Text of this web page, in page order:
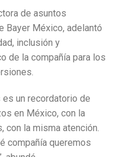
de asuntos
Bayer México, adelantó
inclusión y
de la compañía para los
es un recordatorio de
en México, con la
con la misma atención.
compañía queremos